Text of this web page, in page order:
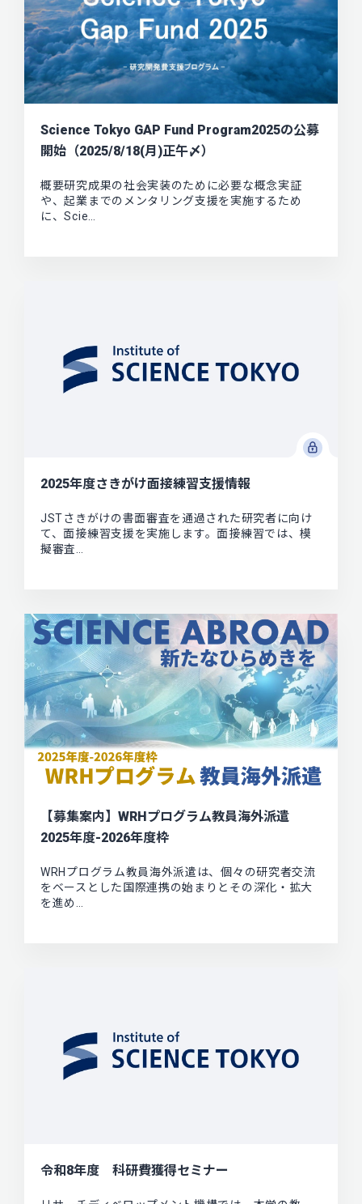
Science Tokyo GAP Fund Program2025の公募
開始（2025/8/18(月)正午〆）
概要研究成果の社会実装のために必要な概念実証
や、起業までのメンタリング支援を実施するため
に、Scie…
2025年度さきがけ面接練習支援情報
JSTさきがけの書面審査を通過された研究者に向け
て、面接練習支援を実施します。面接練習では、模
擬審査…
【募集案内】WRHプログラム教員海外派遣
2025年度-2026年度枠
WRHプログラム教員海外派遣は、個々の研究者交流
をベースとした国際連携の始まりとその深化・拡大
を進め…
令和8年度 科研費獲得セミナー